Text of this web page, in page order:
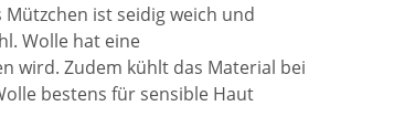
Mützchen ist seidig weich und
Wolle hat eine
wird. Zudem kühlt das Material bei
bestens für sensible Haut